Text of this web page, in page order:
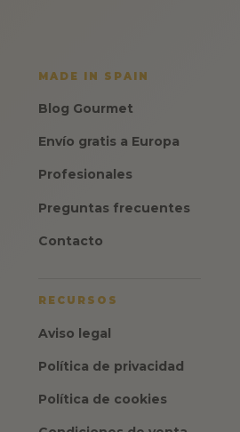
MADE IN SPAIN
Blog Gourmet
Envío gratis a Europa
Profesionales
Preguntas frecuentes
Contacto
RECURSOS
Aviso legal
Política de privacidad
Política de cookies